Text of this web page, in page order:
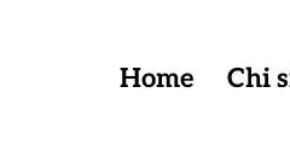
Home Chi